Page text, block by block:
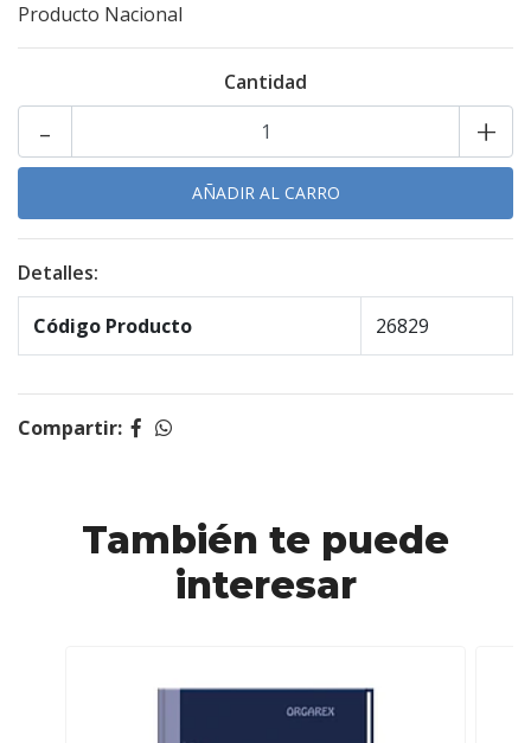
Producto Nacional
Cantidad
+
-
Detalles:
Código Producto 26829
Compartir:
También te puede
interesar